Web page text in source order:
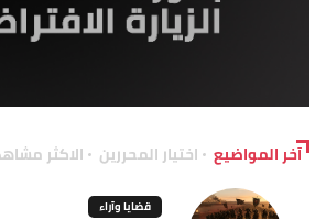
آخر المواضيع اختيار المحررين الاكثر
قضايا وآراء